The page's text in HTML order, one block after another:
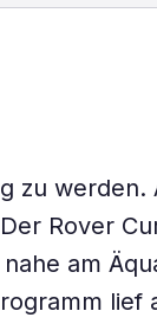
zu werden.
Rover
am
lief